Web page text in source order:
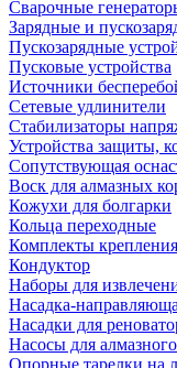
Сварочные
Зарядные и
Пускозарядные
Пусковые устройства
Источники
Сетевые удлинители
Стабилизаторы
Устройства защиты,
Сопутствующая
Воск для алмазных
Кожухи для болгарки
Кольца переходные
Комплекты
Кондуктор
Наборы для
Насадка-
Насадки для
Насосы для
Опорные тарелки на